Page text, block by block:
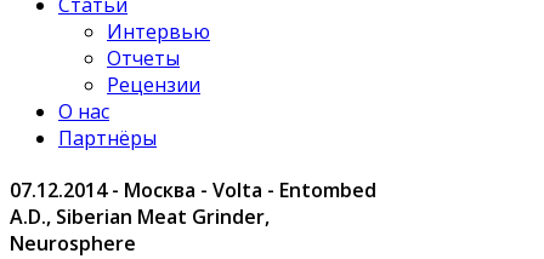
Интервью
Отчеты
Рецензии
О нас
Партнёры
07.12.2014 - Москва - Volta - Entombed
A.D., Siberian Meat Grinder,
Neurosphere